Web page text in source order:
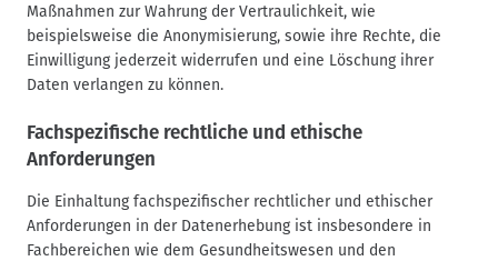
Maßnahmen zur Wahrung der Vertraulichkeit, wie
beispielsweise die Anonymisierung, sowie ihre Rechte, die
Einwilligung jederzeit widerrufen und eine Löschung ihrer
Daten verlangen zu können.
Fachspezifische rechtliche und ethische
Anforderungen
Die Einhaltung fachspezifischer rechtlicher und ethischer
Anforderungen in der Datenerhebung ist insbesondere in
Fachbereichen wie dem Gesundheitswesen und den